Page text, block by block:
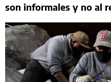
son informales y no al